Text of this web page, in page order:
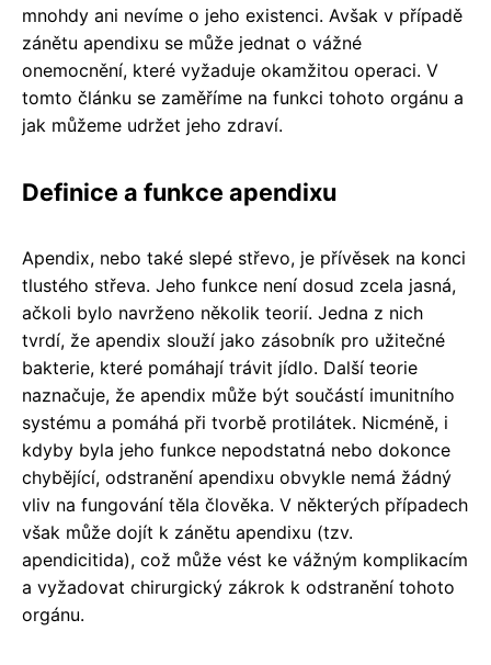
mnohdy ani nevíme o jeho existenci. Avšak v případě
zánětu apendixu se může jednat o vážné
onemocnění, které vyžaduje okamžitou operaci. V
tomto článku se zaměříme na funkci tohoto orgánu a
jak můžeme udržet jeho zdraví.
Definice a funkce apendixu
Apendix, nebo také slepé střevo, je přívěsek na konci
tlustého střeva. Jeho funkce není dosud zcela jasná,
ačkoli bylo navrženo několik teorií. Jedna z nich
tvrdí, že apendix slouží jako zásobník pro užitečné
bakterie, které pomáhají trávit jídlo. Další teorie
naznačuje, že apendix může být součástí imunitního
systému a pomáhá při tvorbě protilátek. Nicméně, i
kdyby byla jeho funkce nepodstatná nebo dokonce
chybějící, odstranění apendixu obvykle nemá žádný
vliv na fungování těla člověka. V některých případech
však může dojít k zánětu apendixu (tzv.
apendicitida), což může vést ke vážným komplikacím
a vyžadovat chirurgický zákrok k odstranění tohoto
orgánu.